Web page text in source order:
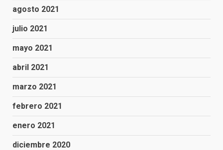
agosto 2021
julio 2021
mayo 2021
abril 2021
marzo 2021
febrero 2021
enero 2021
diciembre 2020